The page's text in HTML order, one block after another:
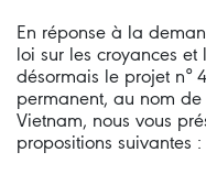
En réponse à la
loi sur les croyances
désormais le projet n°
permanent, au nom
Vietnam, nous vous
propositions suivantes :